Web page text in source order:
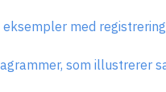
med
som illustrerer